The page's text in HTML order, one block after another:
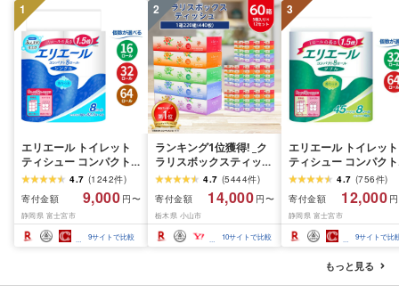
1
エリエール トイレット
ティシュー コンパクト
シングル [個数が選べ
る:16・32・64 ロール]
1.5倍巻 82.5m トイレッ
トペーパー シングル パ
ルプ100% 香りつき 日用
品 消耗品 備蓄 ふるさと
4.7 (1242件)
寄付金額
9,000 円〜
静岡県 富士宮市
9サイトで比較
2
ランキング1位獲得! _ク
ラリスボックスティッシ
ュ60箱(1箱220組(440
枚))(5個入り×12セット)_
ティッシュ ティッシュ
ペーパー 日用品 常備品
生活用品 まとめ買い [配
送不可地域:離島・沖縄
4.7 (5444件)
寄付金額
14,000 円〜
栃木県 小山市
10サイトで比較
3
エリエール トイレット
ティシュー コンパクト
ダブル [選べるロール
数:32・64 ロール] 1.5
巻 45m トイレットペ
パー ダブル パルプ
香りつき 日用品 消耗
備蓄 ふるさと納税 ふ
さと 送料無料 静岡県
4.7 (756件)
寄付金額
12,000
静岡県 富士宮市
9サイトで比
もっと見る